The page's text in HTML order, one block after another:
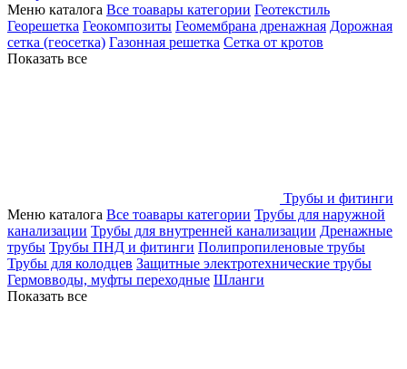
Меню каталога Все тоавары категории Геотекстиль
Георешетка Геокомпозиты Геомембрана дренажная Дорожная
сетка (геосетка) Газонная решетка Сетка от кротов
Показать все
Трубы и фитинги
Меню каталога Все тоавары категории Трубы для наружной
канализации Трубы для внутренней канализации Дренажные
трубы Трубы ПНД и фитинги Полипропиленовые трубы
Трубы для колодцев Защитные электротехнические трубы
Гермовводы, муфты переходные Шланги
Показать все